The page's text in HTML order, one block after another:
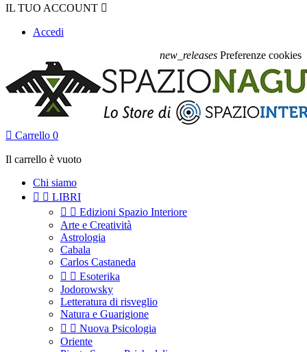
IL TUO ACCOUNT 
Accedi
new_releases Preferenze cookies
 Carrello 0
Il carrello è vuoto
Chi siamo
  LIBRI
  Edizioni Spazio Interiore
Arte e Creatività
Astrologia
Cabala
Carlos Castaneda
  Esoterika
Jodorowsky
Letteratura di risveglio
Natura e Guarigione
  Nuova Psicologia
Oriente